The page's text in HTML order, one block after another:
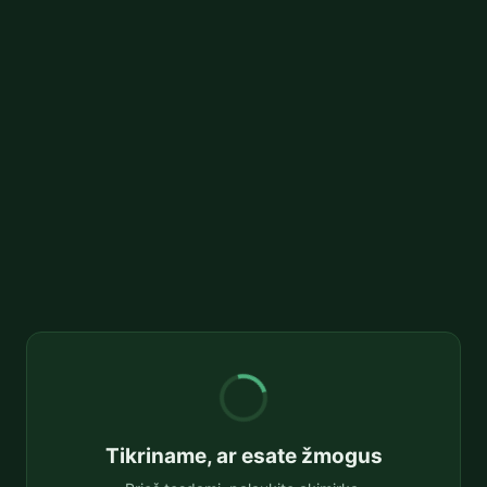
Tikriname, ar esate žmogus